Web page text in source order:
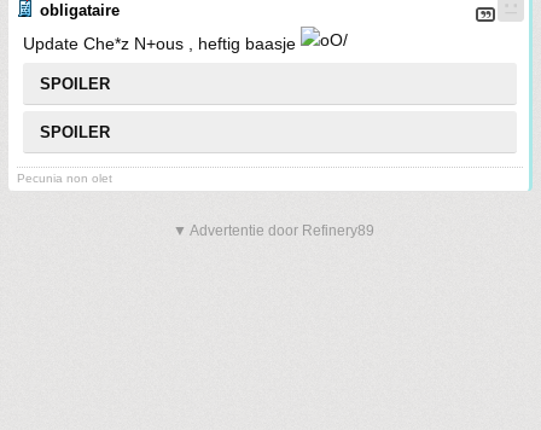
obligataire
Update Che*z N+ous , heftig baasje
SPOILER
SPOILER
Pecunia non olet
▼ Advertentie door Refinery89